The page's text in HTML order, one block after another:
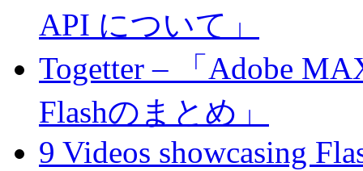
API について」
Togetter – 「Adobe
Flashのまとめ」
9 Videos showcasing